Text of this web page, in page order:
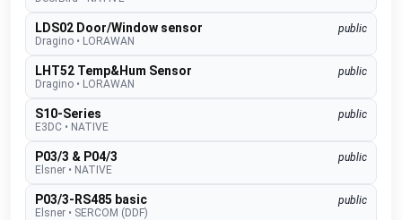
LDS02 Door/Window sensor
public
Dragino • LORAWAN
LHT52 Temp&Hum Sensor
public
Dragino • LORAWAN
S10-Series
public
E3DC • NATIVE
P03/3 & P04/3
public
Elsner • NATIVE
P03/3-RS485 basic
public
Elsner • SERCOM (DDF)